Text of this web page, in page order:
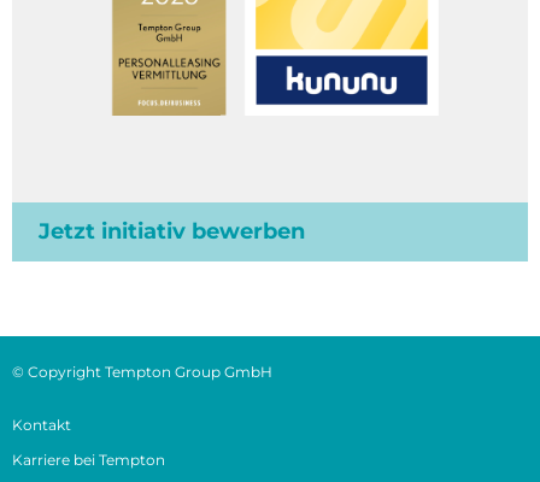
Jetzt initiativ bewerben
© Copyright Tempton Group GmbH
Kontakt
Karriere bei Tempton